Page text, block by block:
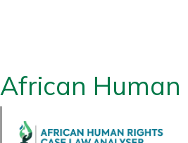
African Human